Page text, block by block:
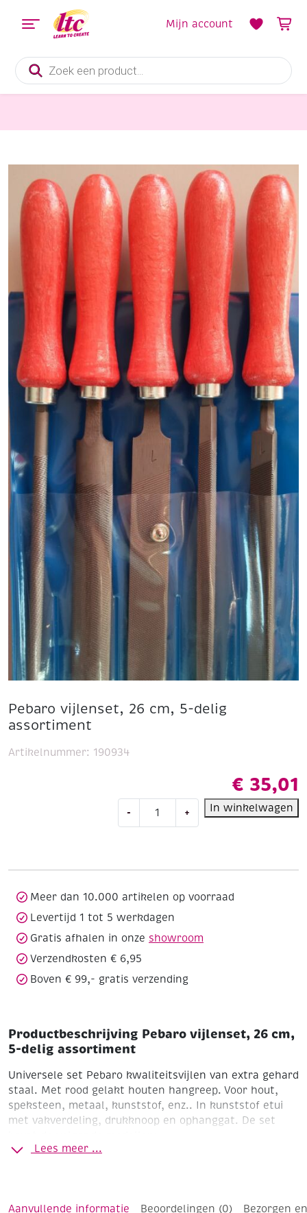
Producten
zoeken
Mijn account
Pebaro vijlenset, 26 cm, 5-delig
assortiment
€ 35,01
-
vijlenset,
assortiment
aantal
+ In winkelwagen
Artikelnummer: 190934
Meer dan 10.000 artikelen op voorraad
Levertijd 1 tot 5 werkdagen
Gratis afhalen in onze showroom
Verzendkosten € 6,95
Boven € 99,- gratis verzending
Productbeschrijving Pebaro vijlenset, 26 cm,
5-delig assortiment
Universele set Pebaro kwaliteitsvijlen van extra gehard
staal. Met rood gelakt houten hangreep. Voor hout,
speksteen, metaal, kunststof, enz.. In kunststof etui
met vakverdeling, drukknoop en ophanggat. De set
Lees meer ...
Aanvullende informatie Beoordelingen (0) Bezorgen